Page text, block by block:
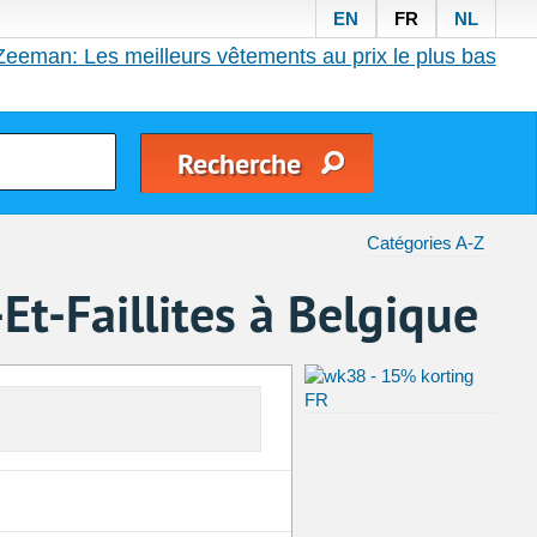
EN FR NL
Les meilleurs vêtements au prix le plus bas
Catégories A-Z
Faillites à Belgique